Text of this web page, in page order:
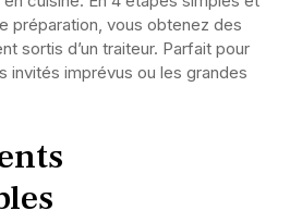
préparation, vous obtenez des
sortis d’un traiteur. Parfait pour
invités imprévus ou les grandes